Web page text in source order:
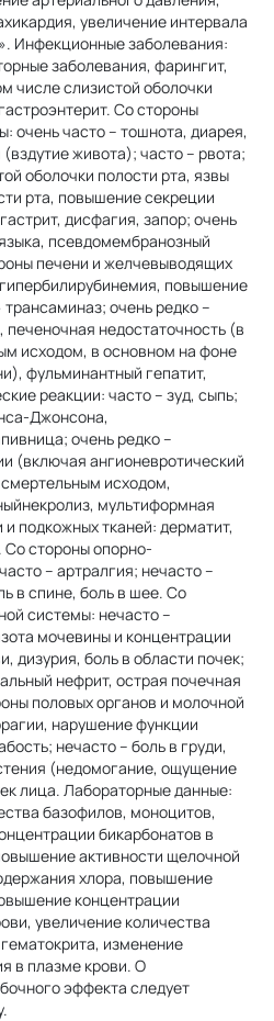
увеличение интервала
Инфекционные заболевания:
заболевания, фарингит,
числе слизистой оболочки
Со стороны
очень часто – тошнота, диарея,
живота); часто – рвота;
оболочки полости рта, язвы
рта, повышение секреции
дисфагия, запор; очень
псевдомембранозный
печени и желчевыводящих
повышение
очень редко –
печеночная недостаточность (в
исходом, в основном на фоне
фульминантный гепатит,
реакции: часто – зуд, сыпь;
Джонсона,
очень редко –
(включая ангионевротический
исходом,
мультиформная
подкожных тканей: дерматит,
Со стороны опорно-
– артралгия; нечасто –
в спине, боль в шее. Со
системы: нечасто –
мочевины и концентрации
дизурия, боль в области почек;
нефрит, острая почечная
половых органов и молочной
нарушение функции
нечасто – боль в груди,
(недомогание, ощущение
лица. Лабораторные данные:
базофилов, моноцитов,
бикарбонатов в
активности щелочной
хлора, повышение
концентрации
увеличение количества
изменение
в плазме крови. О
эффекта следует